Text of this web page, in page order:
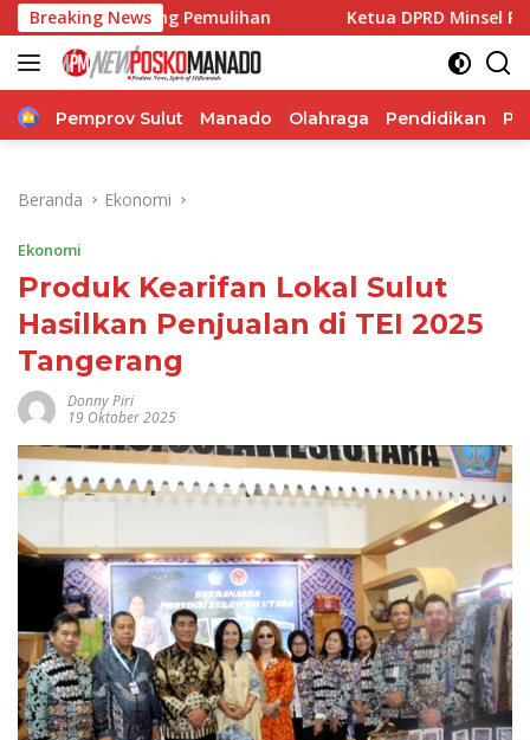
Langsung
ke
konten
Breaking News
Pemulihan Ketua DPRD Minsel Pimpin Finalisasi
Home
Pemprov Sulut Manado Olahraga Pendidikan
Beranda Ekonomi
Ekonomi
Produk Kearifan Lokal Sulut
Hasilkan Penjualan di TEI 2025
Tangerang
Donny Piri
19 Oktober 2025